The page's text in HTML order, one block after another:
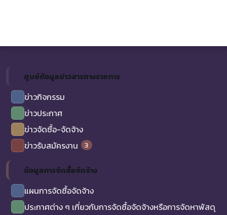
ศูนย์ข้อมูลข่าวสารทางราชการ
ข่าวกิจกรรม
ข่าวประกาศ
ข่าวจัดซื้อ-จัดจ้าง
ข่าวรับสมัครงาน
3
ข้อมูลการจัดซื้อจัดจ้าง
แผนการจัดซื้อจัดจ้าง
ประกาศต่าง ๆ เกี่ยวกับการจัดซื้อจัดจ้างหรือการจัดหาพัสดุ